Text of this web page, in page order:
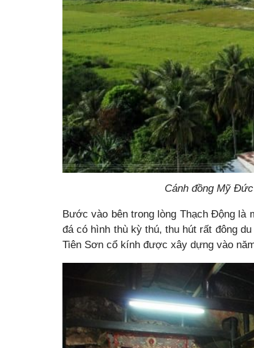
Cánh đồng Mỹ
Bước vào bên trong lòng Thạch Động là
đá có hình thù kỳ thú, thu hút rất đông
Tiên Sơn cổ kính được xây dựng vào